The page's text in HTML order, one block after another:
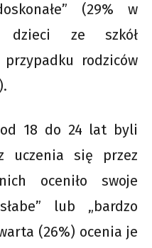
(29% w
dzieci ze szkół
rodziców
18 do 24 lat byli
uczenia się przez
oceniło swoje
lub „bardzo
(26%) ocenia je